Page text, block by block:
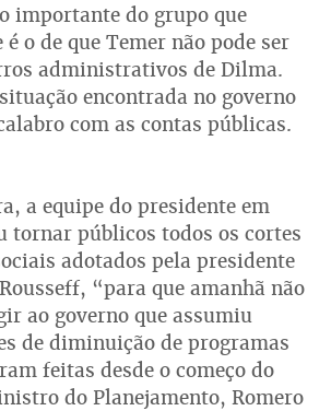
importante do grupo que
o de que Temer não pode ser
administrativos de Dilma.
encontrada no governo
com as contas públicas.
a equipe do presidente em
tornar públicos todos os cortes
adotados pela presidente
“para que amanhã não
ao governo que assumiu
de diminuição de programas
feitas desde o começo do
do Planejamento, Romero